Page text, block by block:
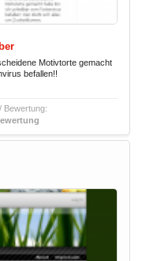
Motivtorte gemacht
befallen!!
/ Bewertung: